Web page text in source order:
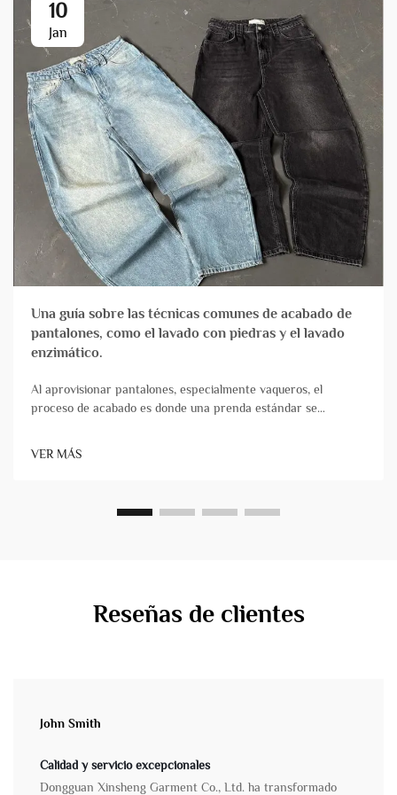
10
Jan
Una guía sobre las técnicas comunes de acabado de
pantalones, como el lavado con piedras y el lavado
enzimático.
Al aprovisionar pantalones, especialmente vaqueros, el
proceso de acabado es donde una prenda estándar se
atractivo comercial. Para los propietarios de marcas y los
gestores de productos, comprender estas técnicas es
VER MÁS
Reseñas de clientes
John Smith
Calidad y servicio excepcionales
Dongguan Xinsheng Garment Co., Ltd. ha transformado